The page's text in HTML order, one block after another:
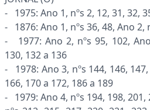
- 1975: Ano 1, nºs 2, 12, 31, 32,
- 1876: Ano 1, nºs 36, 48, Ano 2,
- 1977: Ano 2, nºs 95, 102,
130, 132 a 136
- 1978: Ano 3, nºs 144, 146,
166, 170 a 172, 186 a 189
- 1979: Ano 4, nºs 194, 198, 201,